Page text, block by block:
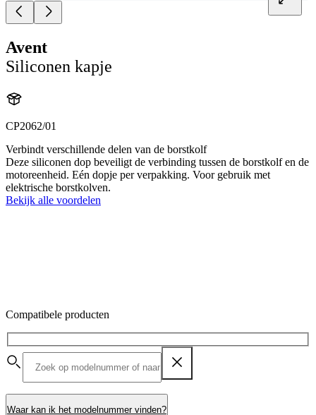
Avent
Siliconen kapje
CP2062/01
Verbindt verschillende delen van de borstkolf
Deze siliconen dop beveiligt de verbinding tussen de borstkolf en de
motoreenheid. Eén dopje per verpakking. Voor gebruik met
elektrische borstkolven.
Bekijk alle voordelen
Compatibele producten
Waar kan ik het modelnummer vinden?